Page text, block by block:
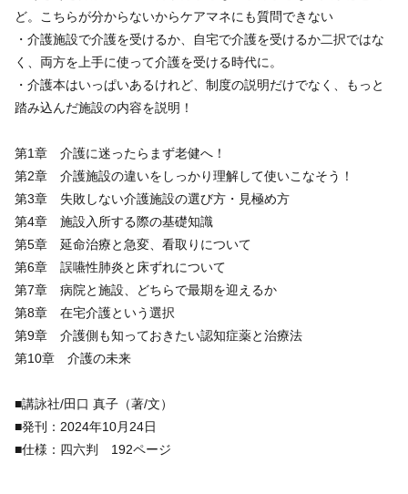
ど。こちらが分からないからケアマネにも質問できない
・介護施設で介護を受けるか、自宅で介護を受けるか二択ではな
く、両方を上手に使って介護を受ける時代に。
・介護本はいっぱいあるけれど、制度の説明だけでなく、もっと
踏み込んだ施設の内容を説明！
第1章 介護に迷ったらまず老健へ！
第2章 介護施設の違いをしっかり理解して使いこなそう！
第3章 失敗しない介護施設の選び方・見極め方
第4章 施設入所する際の基礎知識
第5章 延命治療と急変、看取りについて
第6章 誤嚥性肺炎と床ずれについて
第7章 病院と施設、どちらで最期を迎えるか
第8章 在宅介護という選択
第9章 介護側も知っておきたい認知症薬と治療法
第10章 介護の未来
■講詠社/田口 真子（著/文）
■発刊：2024年10月24日
■仕様：四六判 192ページ